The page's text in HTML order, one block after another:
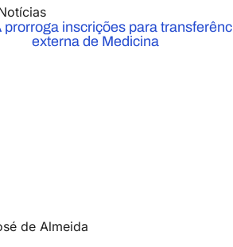
prorroga inscrições para
externa de Medicina
de Almeida